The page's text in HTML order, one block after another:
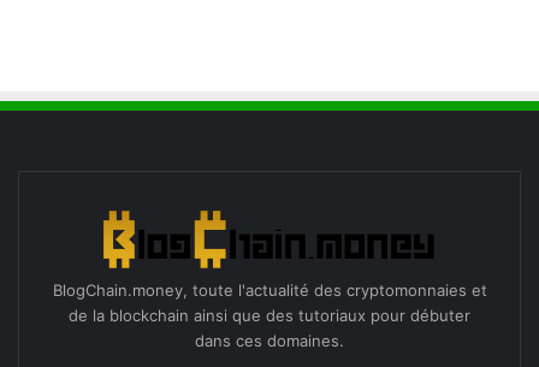
BlogChain.money, toute l'actualité des cryptomonnaies et
de la blockchain ainsi que des tutoriaux pour débuter
dans ces domaines.